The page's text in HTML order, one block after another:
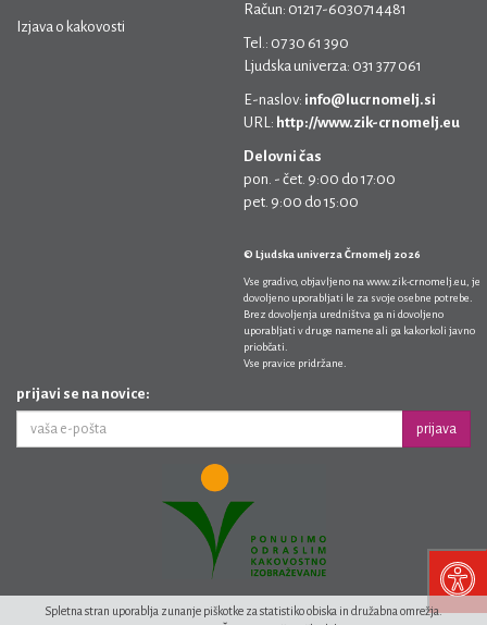
Izjava o kakovosti
Račun: 01217-6030714481
Tel.: 07 30 61 390
Ljudska univerza: 031 377 061
E-naslov: info@lucrnomelj.si
URL: http://www.zik-crnomelj.eu
Delovni čas
pon. - čet. 9:00 do 17:00
pet. 9:00 do 15:00
© Ljudska univerza Črnomelj 2026
Vse gradivo, objavljeno na www.zik-crnomelj.eu , je
dovoljeno uporabljati le za svoje osebne potrebe.
Brez dovoljenja uredništva ga ni dovoljeno
uporabljati v druge namene ali ga kakorkoli javno
priobčati.
Vse pravice pridržane.
prijavi se na novice:
prijava
Spletna stran uporablja zunanje piškotke za statistiko obiska in družabna omrežja.